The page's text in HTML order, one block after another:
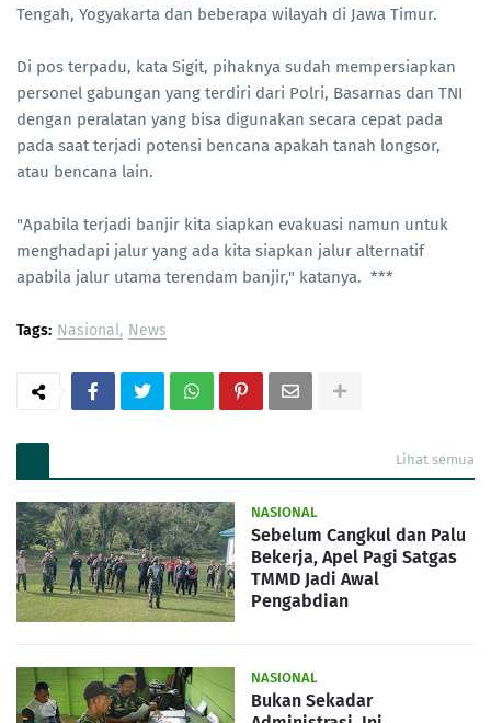
Tengah, Yogyakarta dan beberapa wilayah di Jawa Timur.
Di pos terpadu, kata Sigit, pihaknya sudah mempersiapkan
personel gabungan yang terdiri dari Polri, Basarnas dan TNI
dengan peralatan yang bisa digunakan secara cepat pada
pada saat terjadi potensi bencana apakah tanah longsor,
atau bencana lain.
"Apabila terjadi banjir kita siapkan evakuasi namun untuk
menghadapi jalur yang ada kita siapkan jalur alternatif
apabila jalur utama terendam banjir," katanya. ***
Tags: Nasional News
Lihat semua
NASIONAL
Sebelum Cangkul dan Palu
Bekerja, Apel Pagi Satgas
TMMD Jadi Awal
Pengabdian
NASIONAL
Bukan Sekadar